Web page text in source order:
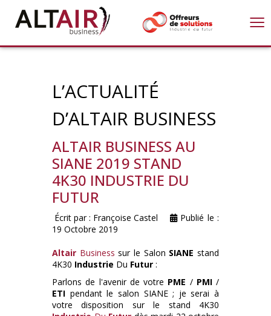
≡
L’ACTUALITÉ
D’ALTAIR BUSINESS
ALTAIR BUSINESS AU
SIANE 2019 STAND
4K30 INDUSTRIE DU
FUTUR
Écrit par : Françoise Castel
Publié le :
19 Octobre 2019
Altair Business sur le Salon SIANE stand
4K30 Industrie Du Futur :
Parlons de l'avenir de votre PME / PMI/
ETI pendant le salon SIANE ; je serai à
votre disposition sur le stand 4K30